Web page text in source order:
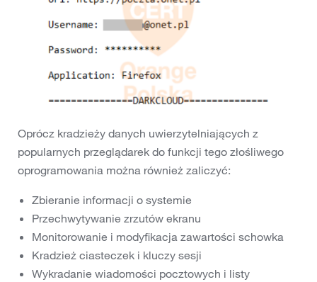
Oprócz kradzieży danych uwierzytelniających z
popularnych przeglądarek do funkcji tego złośliwego
oprogramowania można również zaliczyć:
Zbieranie informacji o systemie
Przechwytywanie zrzutów ekranu
Monitorowanie i modyfikacja zawartości schowka
Kradzież ciasteczek i kluczy sesji
Wykradanie wiadomości pocztowych i listy